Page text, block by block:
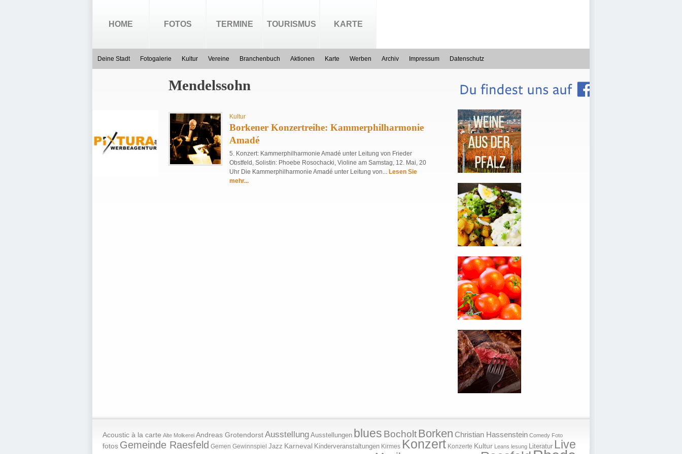
HOME FOTOS TERMINE TOURISMUS KARTE
Deine Stadt Fotogalerie Kultur Vereine Branchenbuch Aktionen Karte Werben Archiv Impressum Datenschutz
Mendelssohn
Kultur
Borkener Konzertreihe: Kammerphilharmonie
Amadé
5. Konzert: Kammerphilharmonie Amadé unter Leitung von Frieder
Obstfeld, Solistin: Phoebe Rosochacki, Violine am Samstag, 12. Mai, 20
Uhr Die Kammerphilharmonie Amadé unter Leitung von... Lesen Sie
mehr...
Acoustic à la carte Alte Molkerei Andreas GrotendorstAusstellung Ausstellungen blues Bocholt Borken Christian Hassenstein Comedy Foto
fotos Gemeinde Raesfeld Gemen Gewinnspiel Jazz Karneval Kinderveranstaltungen Kirmes Konzert Konzerte Kultur Leans lesung Literatur Live